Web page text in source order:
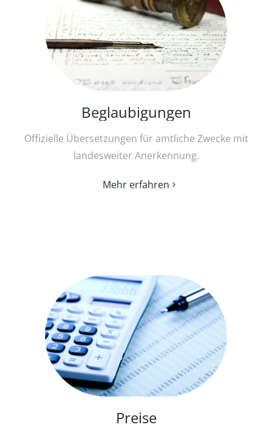
Beglaubigungen
Offizielle Übersetzungen für amtliche Zwecke mit
landesweiter Anerkennung.
Mehr erfahren
Preise